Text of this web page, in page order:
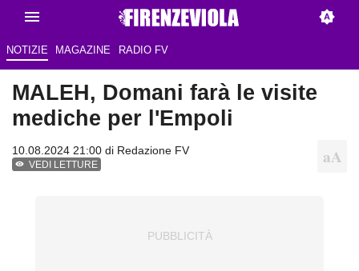
NOTIZIE MAGAZINE RADIO FV
MALEH, Domani farà le visite
mediche per l'Empoli
10.08.2024 21:00 di Redazione FV
VEDI LETTURE